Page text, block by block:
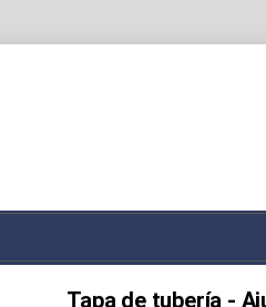
Tapa de tubería -